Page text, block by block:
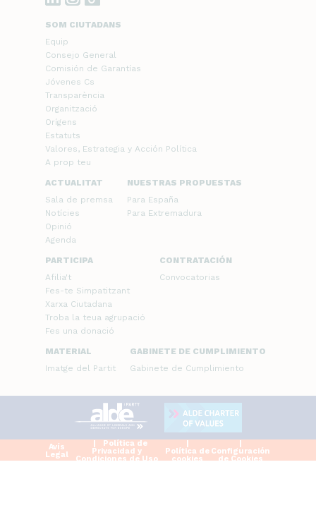
SOM CIUTADANS
Equip
Consejo General
Comisión de Garantías
Jóvenes Cs
Transparència
Organització
Orígens
Estatuts
Valores, Estrategia y Acción Política
A prop teu
ACTUALITAT
Sala de premsa
Notícies
Opinió
Agenda
NUESTRAS PROPUESTAS
Para España
Para Extremadura
PARTICIPA
Afilia't
Fes-te Simpatitzant
Xarxa Ciutadana
Troba la teua agrupació
Fes una donació
CONTRATACIÓN
Convocatorias
MATERIAL
Imatge del Partit
GABINETE DE CUMPLIMIENTO
Gabinete de Cumplimiento
Avís
Legal
Política de
Privacidad y
Condiciones de Uso
Política de
cookies
Configuración
de Cookies